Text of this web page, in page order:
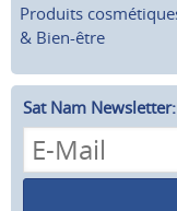
Produits
& Bien-être
Sat Nam